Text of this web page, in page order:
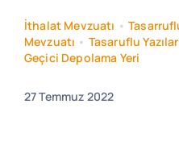
İthalat Mevzuatı •
Mevzuatı • Tasaruflu Yazılar
Geçici Depolama Yeri
27 Temmuz 2022